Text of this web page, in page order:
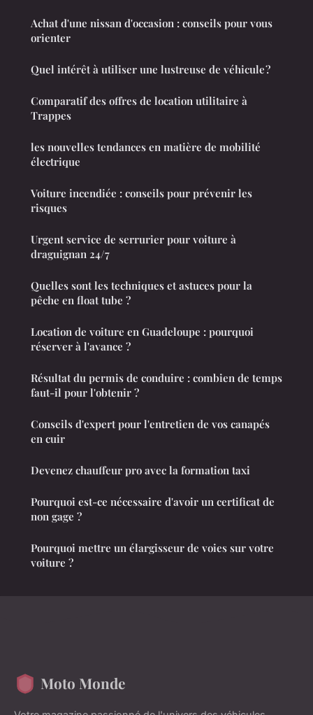
Achat d'une nissan d'occasion : conseils pour vous
orienter
Quel intérêt à utiliser une lustreuse de véhicule ?
Comparatif des offres de location utilitaire à
Trappes
les nouvelles tendances en matière de mobilité
électrique
Voiture incendiée : conseils pour prévenir les
risques
Urgent service de serrurier pour voiture à
draguignan 24/7
Quelles sont les techniques et astuces pour la
pêche en float tube ?
Location de voiture en Guadeloupe : pourquoi
réserver à l'avance ?
Résultat du permis de conduire : combien de temps
faut-il pour l'obtenir ?
Conseils d'expert pour l'entretien de vos canapés
en cuir
Devenez chauffeur pro avec la formation taxi
Pourquoi est-ce nécessaire d'avoir un certificat de
non gage ?
Pourquoi mettre un élargisseur de voies sur votre
voiture ?
Moto Monde